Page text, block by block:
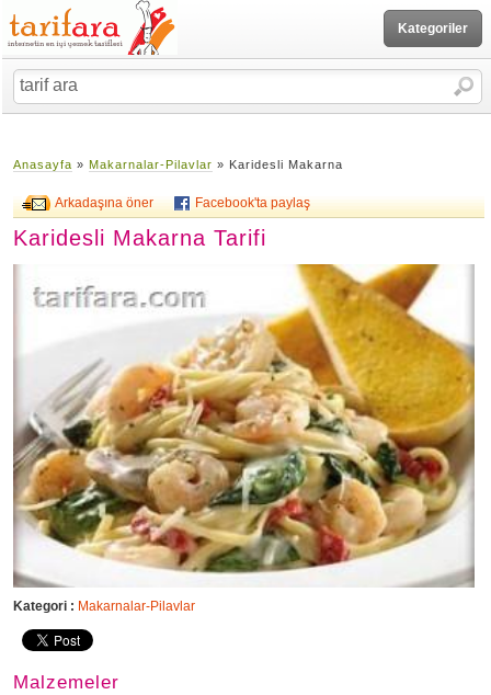
Kategoriler
Anasayfa » Makarnalar-Pilavlar » Karidesli Makarna
Arkadaşına öner Facebook'ta paylaş
Karidesli Makarna Tarifi
Kategori : Makarnalar-Pilavlar
Malzemeler